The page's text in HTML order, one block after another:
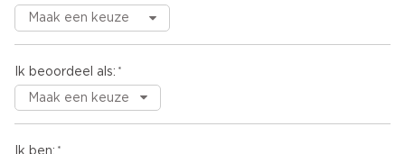
Ik beoordeel als:
Ik ben: